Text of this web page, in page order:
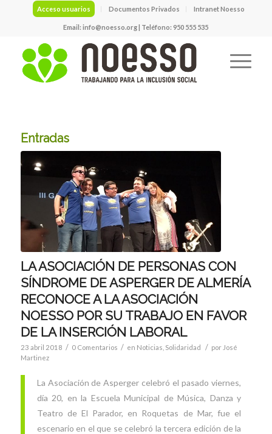
Acceso usuarios Documentos Privados Intranet Noesso
Email:info@noesso.org| Teléfono: 950 555 535
Entradas
LA ASOCIACIÓN DE PERSONAS CON
SÍNDROME DE ASPERGER DE ALMERÍA
RECONOCE A LA ASOCIACIÓN
NOESSO POR SU TRABAJO EN FAVOR
DE LA INSERCIÓN LABORAL
23 abril 2018 / 0 Comentarios / en Noticias Solidaridad / por José
Martinez
La Asociación de Asperger celebró el pasado viernes,
día 20, en la Escuela Municipal de Música, Danza y
Teatro de El Parador, en Roquetas de Mar, fue el
escenario en el que se celebró la tercera edición de la